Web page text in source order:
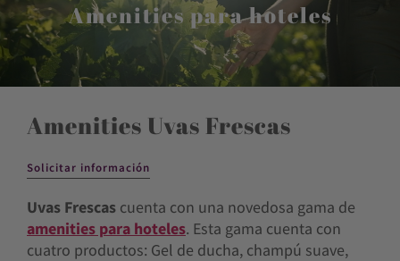
Amenities para hoteles
Amenities Uvas Frescas
Solicitar información
Uvas Frescas cuenta con una novedosa gama de
amenities para hoteles. Esta gama cuenta con
cuatro productos: Gel de ducha, champú suave,